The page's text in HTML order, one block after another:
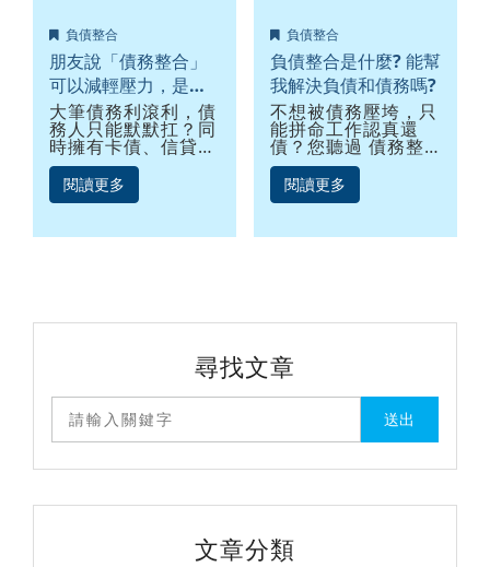
負債整合
朋友說「債務整合」
可以減輕壓力，是真
的嗎？
大筆債務利滾利，債
務人只能默默扛？同
時擁有卡債、信貸多
種債務，還不完怎麼
辦？透過案例介紹
「債務整合」，為您
信用不良等困擾，重
閱讀更多
負債整合
負債整合是什麼? 能幫
我解決負債和債務嗎?
不想被債務壓垮，只
能拼命工作認真還
債？您聽過 債務整
合 或 負債整合 嗎？
負債整合是什麼?整
合負債的意思總是讓
過案例說明，一看就
金！
閱讀更多
尋找文章
文章分類